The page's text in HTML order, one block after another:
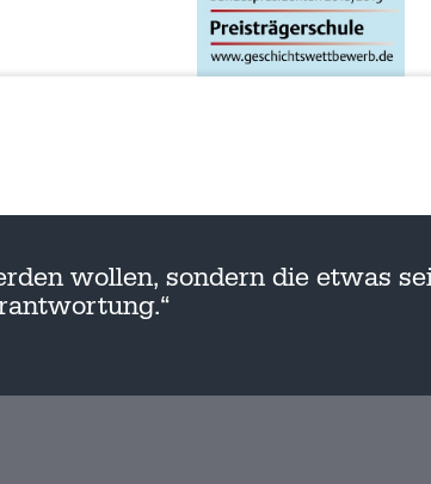
wollen, sondern die etwas